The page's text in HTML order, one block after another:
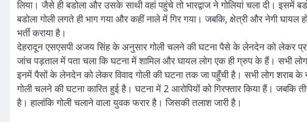
लिया। जैसे ही बडोला और उसके साथी वहां पहुंचे तो भारद्वाज ने गोलियां चला दी। इसमें
बडोला गोली लगते ही भाग गया और कहीं नाले में गिर गया। जबकि, क्षेत्री और नेगी
भर्ती कराया है।
देहरादून एसएसपी अजय सिंह के अनुसार गोली चलने की घटना पैसे के लेनदेन को लेकर
जांच पड़ताल में पता चला कि घटना में शामिल और घायल लोग एक ही ग्रुप के हैं। सभी
इनमें पैसों के लेनदेन को लेकर विवाद गोली की घटना तक जा पहुँची है। सभी लोग शराब
गोली चलने की घटना कारित हुई है। घटना में 2 आरोपियों को गिरफ्तार किया हैं। जबकि
है। हालांकि गोली चलाने वाला युवक फरार है। जिसकी तलाश जारी है।